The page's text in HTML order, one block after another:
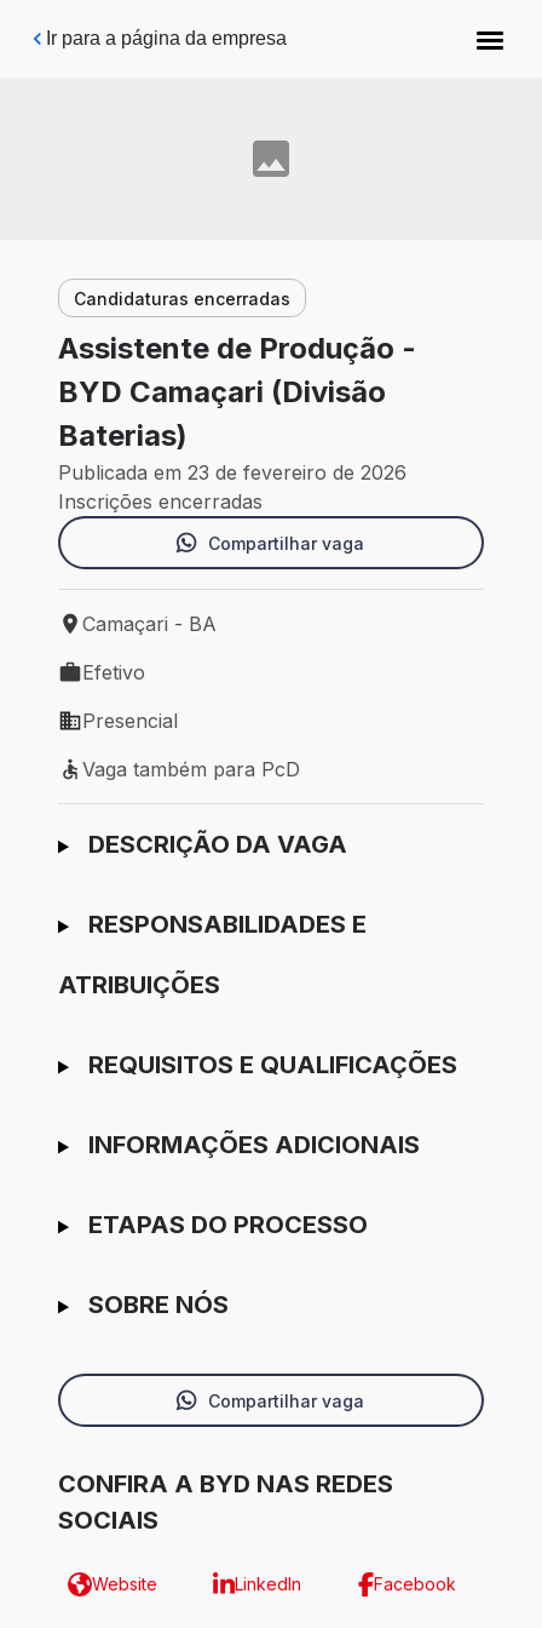
Pular para o conteúdo principal
Ir para a página da empresa
Candidaturas encerradas
Assistente de Produção -
BYD Camaçari (Divisão
Baterias)
Publicada em 23 de fevereiro de 2026
Inscrições encerradas
Compartilhar vaga
Local de trabalho: Camaçari - BA
Camaçari - BA
Tipo de vaga: Efetivo
Efetivo
Modelo de trabalho: Presencial
Presencial
Vaga também para PcD
Vaga também para PcD
Ir para candidatura
DESCRIÇÃO DA VAGA
RESPONSABILIDADES E
ATRIBUIÇÕES
REQUISITOS E QUALIFICAÇÕES
INFORMAÇÕES ADICIONAIS
ETAPAS DO PROCESSO
SOBRE NÓS
Compartilhar vaga
CONFIRA A BYD NAS REDES
SOCIAIS
Website LinkedIn Facebook